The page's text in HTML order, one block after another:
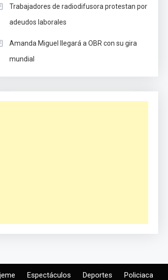
Trabajadores de radiodifusora protestan por
adeudos laborales
Amanda Miguel llegará a OBR con su gira
mundial
Espectáculos Deportes Policiaca